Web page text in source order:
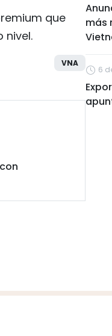
que
nivel.
VNA
más
6